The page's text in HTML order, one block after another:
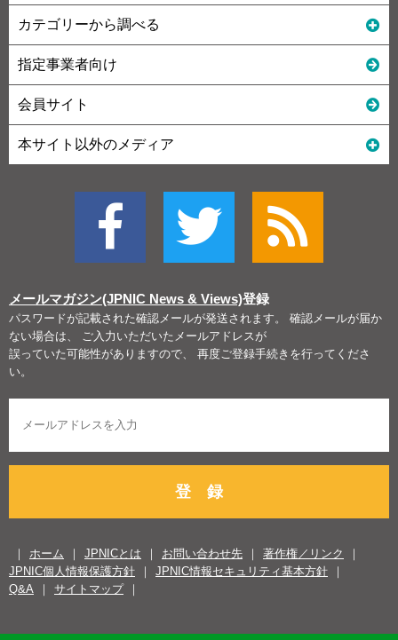
カテゴリーから調べる
指定事業者向け
会員サイト
本サイト以外のメディア
メールマガジン(JPNIC News & Views)登録
パスワードが記載された確認メールが発送されます。 確認メールが届か
ない場合は、 ご入力いただいたメールアドレスが
誤っていた可能性がありますので、 再度ご登録手続きを行ってくださ
い。
登 録
ホーム JPNICとは お問い合わせ先
著作権／リンク
JPNIC個人情報保護方針
JPNIC情報セキュリティ基本方針
Q&A
サイトマップ